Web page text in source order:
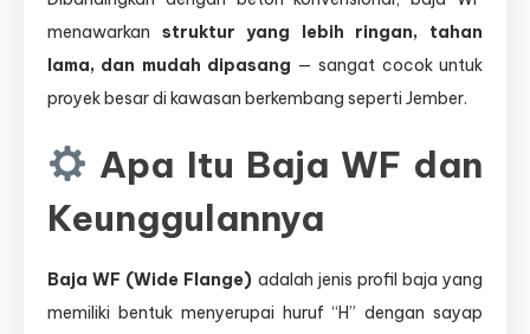
menawarkan struktur yang lebih ringan, tahan
lama, dan mudah dipasang — sangat cocok untuk
proyek besar di kawasan berkembang seperti Jember.
Apa Itu Baja WF dan
Keunggulannya
Baja WF (Wide Flange) adalah jenis profil baja yang
memiliki bentuk menyerupai huruf “H” dengan sayap